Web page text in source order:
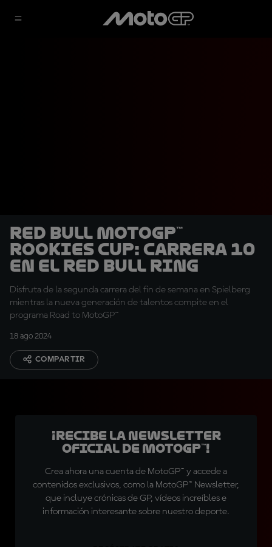
Red Bull MotoGP™
Rookies Cup: Carrera 10
en el Red Bull Ring
Disfruta de la segunda carrera del fin de semana en Spielberg
mientras la nueva generación de talentos compite en el
programa Road to MotoGP™
18 ago 2024
COMPARTIR
¡Recibe la Newsletter
oficial de MotoGP™!
Crea ahora una cuenta de MotoGP™ y accede a
contenidos exclusivos, como la MotoGP™ Newsletter,
que incluye crónicas de GP, vídeos increíbles e
información interesante sobre nuestro deporte.